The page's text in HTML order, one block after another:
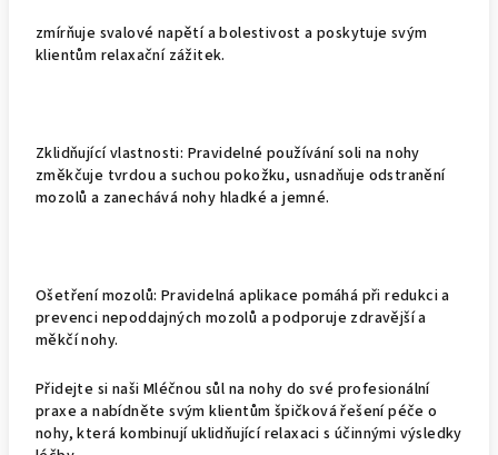
zmírňuje svalové napětí a bolestivost a poskytuje svým
klientům relaxační zážitek.
Zklidňující vlastnosti: Pravidelné používání soli na nohy
změkčuje tvrdou a suchou pokožku, usnadňuje odstranění
mozolů a zanechává nohy hladké a jemné.
Ošetření mozolů: Pravidelná aplikace pomáhá při redukci a
prevenci nepoddajných mozolů a podporuje zdravější a
měkčí nohy.
Přidejte si naši Mléčnou sůl na nohy do své profesionální
praxe a nabídněte svým klientům špičková řešení péče o
nohy, která kombinují uklidňující relaxaci s účinnými výsledky